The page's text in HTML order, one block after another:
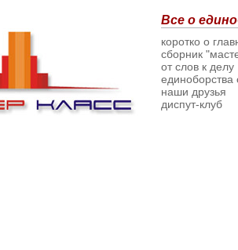
Все о
коротко о
сборник
от слов к делу
наши друзья
диспут-клуб